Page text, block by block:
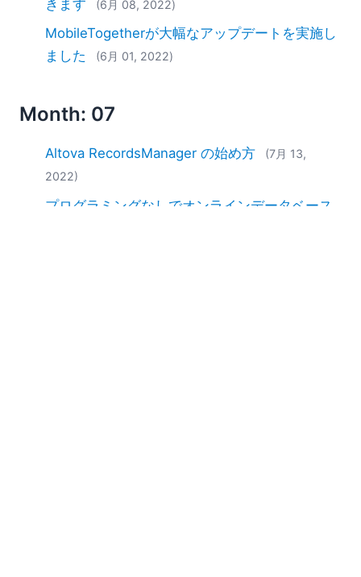
きます
(6月 08, 2022)
MobileTogetherが大幅なアップデートを実施し
ました
(6月 01, 2022)
Month: 07
Altova RecordsManager の始め方
(7月 13,
2022)
プログラミングなしでオンラインデータベース